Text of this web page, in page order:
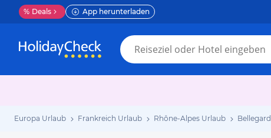
% Deals App herunterladen
Europa Urlaub Frankreich Urlaub Rhône-Alpes Urlaub